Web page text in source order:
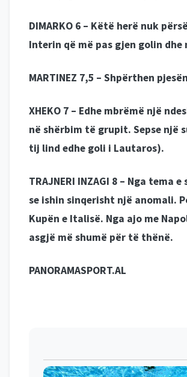
DIMARKO 6 – Këtë herë nuk
Interin që më pas gjen golin
MARTINEZ 7,5 – Shpërthen
XHEKO 7 – Edhe mbrëmë një
në shërbim të grupit. Sepse një
tij lind edhe goli i Lautaros).
TRAJNERI INZAGI 8 – Nga tema
se ishin sinqerisht një anomali.
Kupën e Italisë. Nga ajo me
asgjë më shumë për të thënë.
PANORAMASPORT.AL